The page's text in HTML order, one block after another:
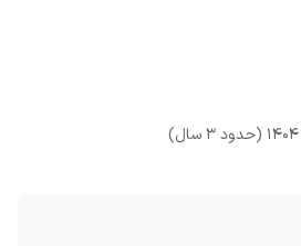
(حدود 3 سال)